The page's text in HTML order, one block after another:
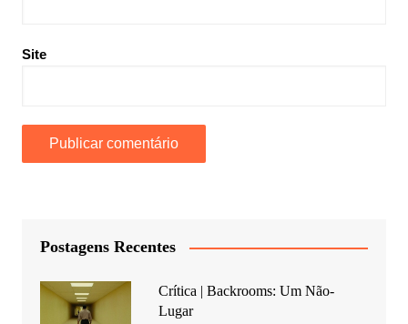
Site
Postagens Recentes
Crítica | Backrooms: Um Não-
Lugar